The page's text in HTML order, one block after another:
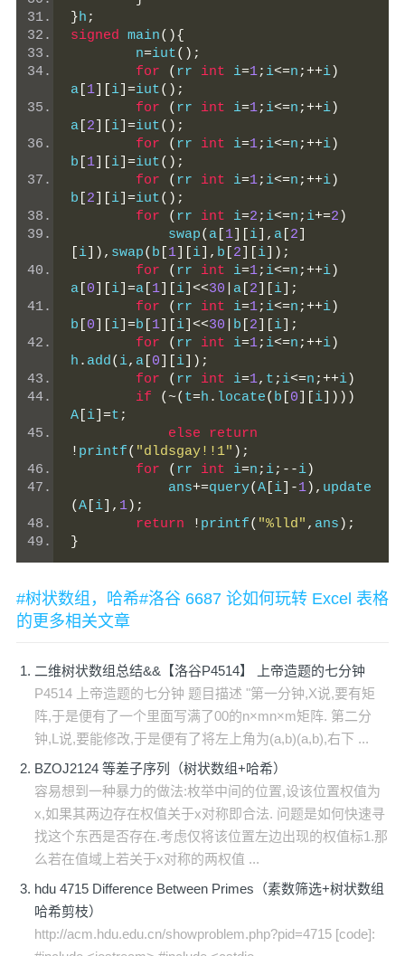
}h ;
signed main(){
	n
=iut();
for
( rr int i=1; i<=n ;++i)
a 1 i ]=iut();
for
( rr int i=1; i<=n ;++i)
a 2 i ]=iut();
for
( rr int i=1; i<=n ;++i)
b
1 i ]=iut();
for
( rr int i=1; i<=n ;++i)
b
2 i ]=iut();
for
( rr int i=2 ; i<=n ; i+=2 )
	    swap
( a 1 i ], a 2
i ]), swap( b 1 i ], b 2 i ]);
for
( rr int i=1; i<=n ;++i)
a 0 i ]=a 1 i ]<<30 a 2 i ];
for
( rr int i=1; i<=n ;++i)
b
0 i ]=b 1 i ]<<30 b 2 i ];
for
( rr int i=1; i<=n ;++i)
h . add( i, a 0 i ]);
for
( rr int i=1, t ; i<=n ;++i)
if
(~( t=h . locate( b 0 i ])))
A i ]=t ;
else
return
! printf( "dldsgay!!1" );
for
( rr int i=n ; i;--i)
	    ans
+=query(A i ]-1), update
(A i ], 1);
return
! printf( "%lld" , ans );
}
#树状数组，哈希#洛谷 6687 论如何玩转 Excel 表格
的更多相关文章
二维树状数组总结&&【洛谷P4514】 上帝造题的七分钟
P4514 上帝造题的七分钟 题目描述 "第一分钟,X说,要有矩
阵,于是便有了一个里面写满了00的n×mn×m矩阵. 第二分
钟,L说,要能修改,于是便有了将左上角为(a,b)(a,b),右下 ...
BZOJ2124 等差子序列（树状数组+哈希）
容易想到一种暴力的做法:枚举中间的位置,设该位置权值为
x,如果其两边存在权值关于x对称即合法. 问题是如何快速寻
找这个东西是否存在.考虑仅将该位置左边出现的权值标1.那
么若在值域上若关于x对称的两权值 ...
hdu 4715 Difference Between Primes（素数筛选+树状数组
哈希剪枝）
http://acm.hdu.edu.cn/showproblem.php?pid=4715 [code]: